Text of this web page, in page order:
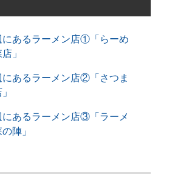
あるラーメン店①「らーめ
」
あるラーメン店②「さつま
あるラーメン店③「ラーメ
陣」